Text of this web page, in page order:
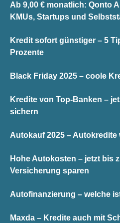
Ab 9,00 € monatlich: Qonto
KMUs, Startups und
Kredit sofort günstiger – 5
Prozente
Black Friday 2025 – coole
Kredite von Top-Banken –
sichern
Autokauf 2025 –
Hohe Autokosten – jetzt bis
Versicherung sparen
Autofinanzierung – welche
Maxda – Kredite auch mit